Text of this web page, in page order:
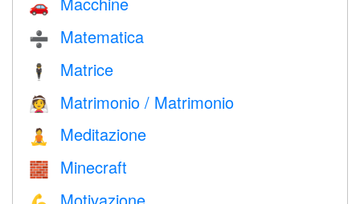
🚗
➗ Matematica
🕴️ Matrice
👰 Matrimonio / Matrimonio
🧘 Meditazione
🧱 Minecraft